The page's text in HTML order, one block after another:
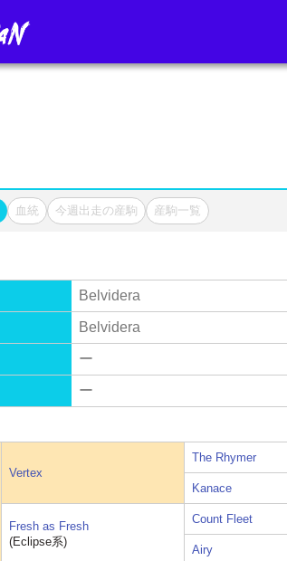
血統 今週出走の産駒 産駒一覧
Belvidera
Belvidera
ー
ー
Vertex
The Rhymer
Kanace
Fresh as Fresh
(Eclipse系)
Count Fleet
Airy